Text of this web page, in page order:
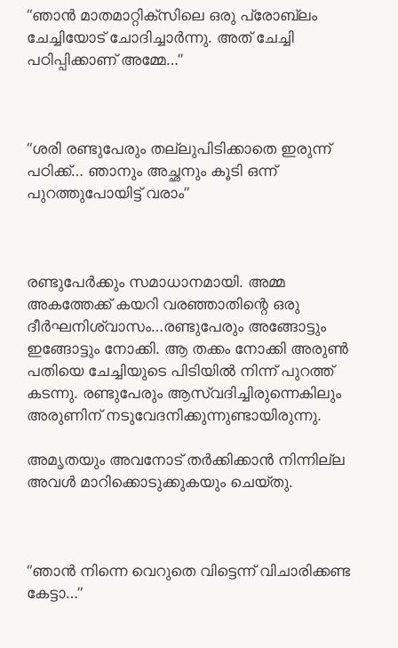
“ഞാൻ മാതമാറ്റിക്‌സിലെ ഒരു പ്രോബ്ലം
ചേച്ചിയോട് ചോദിച്ചാർന്നു. അത് ചേച്ചി
പഠിപ്പിക്കാണ് അമ്മേ…”
“ശരി രണ്ടുപേരും തല്ലുപിടിക്കാതെ ഇരുന്ന്
പഠിക്ക്… ഞാനും അച്ഛനും കൂടി ഒന്ന്
പുറത്തുപോയിട്ട് വരാം”
രണ്ടുപേർക്കും സമാധാനമായി. അമ്മ
അകത്തേക്ക് കയറി വരഞ്ഞാതിന്റെ ഒരു
ദീർഘനിശ്വാസം…രണ്ടുപേരും അങ്ങോട്ടും
ഇങ്ങോട്ടും നോക്കി. ആ തക്കം നോക്കി അരുൺ
പതിയെ ചേച്ചിയുടെ പിടിയിൽ നിന്ന് പുറത്ത്
കടന്നു. രണ്ടുപേരും ആസ്വദിച്ചിരുന്നെകിലും
അരുണിന് നടുവേദനിക്കുന്നുണ്ടായിരുന്നു.
അമൃതയും അവനോട് തർക്കിക്കാൻ നിന്നില്ല
അവൾ മാറിക്കൊടുക്കുകയും ചെയ്തു.
“ഞാൻ നിന്നെ വെറുതെ വിട്ടെന്ന് വിചാരിക്കണ്ട
കേട്ടാ…”